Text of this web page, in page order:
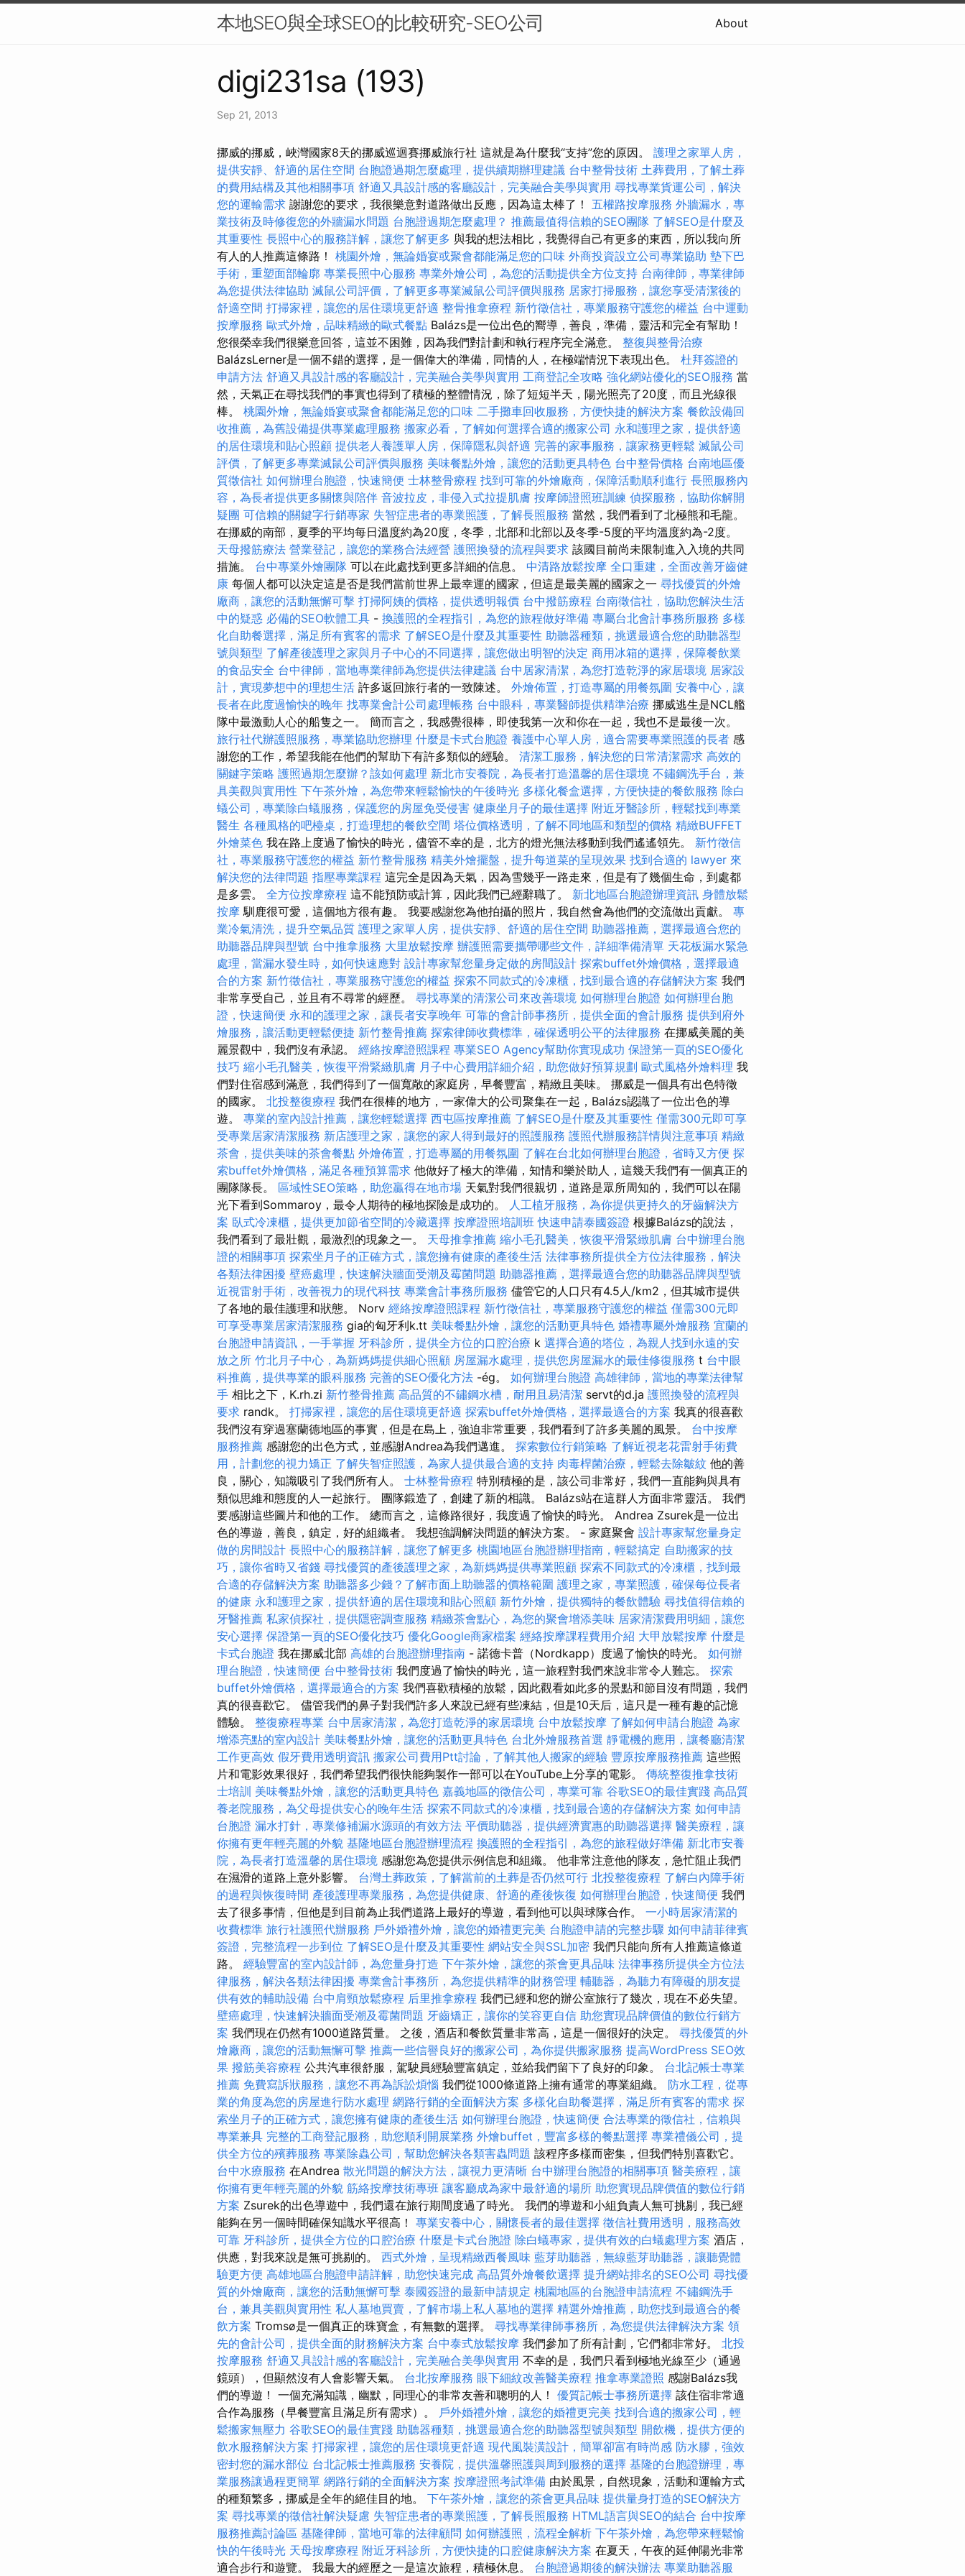
本地SEO與全球SEO的比較研究-SEO公司 About
digi231sa (193)
Sep 21, 2013
挪威的挪威，峽灣國家8天的挪威巡迴賽挪威旅行社 這就是為什麼我“支持”您的原因。 護理之家單人房，
提供安靜、舒適的居住空間 台胞證過期怎麼處理，提供續期辦理建議 台中整骨技術 土葬費用，了解土葬
的費用結構及其他相關事項 舒適又具設計感的客廳設計，完美融合美學與實用 尋找專業貨運公司，解決
您的運輸需求 謝謝您的要求，我很樂意對道路做出反應，因為這太棒了！ 五權路按摩服務 外牆漏水，專
業技術及時修復您的外牆漏水問題 台胞證過期怎麼處理？ 推薦最值得信賴的SEO團隊 了解SEO是什麼及
其重要性 長照中心的服務詳解，讓您了解更多 與我的想法相比，我覺得自己有更多的東西，所以我向所
有人的人推薦這條路！ 桃園外燴，無論婚宴或聚會都能滿足您的口味 外商投資設立公司專業協助 墊下巴
手術，重塑面部輪廓 專業長照中心服務 專業外燴公司，為您的活動提供全方位支持 台南律師，專業律師
為您提供法律協助 滅鼠公司評價，了解更多專業滅鼠公司評價與服務 居家打掃服務，讓您享受清潔後的
舒適空間 打掃家裡，讓您的居住環境更舒適 整骨推拿療程 新竹徵信社，專業服務守護您的權益 台中運動
按摩服務 歐式外燴，品味精緻的歐式餐點 Balázs是一位出色的嚮導，善良，準備，靈活和完全有幫助！
您很榮幸我們很樂意回答，這並不困難，因為我們對計劃和執行程序完全滿意。 整復與整骨治療
BalázsLerner是一個不錯的選擇，是一個偉大的準備，同情的人，在極端情況下表現出色。 杜拜簽證的
申請方法 舒適又具設計感的客廳設計，完美融合美學與實用 工商登記全攻略 強化網站優化的SEO服務 當
然，天氣正在尋找我們的事實也得到了積極的整體情況，除了短短半天，陽光照亮了20度，而且光線很
棒。 桃園外燴，無論婚宴或聚會都能滿足您的口味 二手攤車回收服務，方便快捷的解決方案 餐飲設備回
收推薦，為舊設備提供專業處理服務 搬家必看，了解如何選擇合適的搬家公司 永和護理之家，提供舒適
的居住環境和貼心照顧 提供老人養護單人房，保障隱私與舒適 完善的家事服務，讓家務更輕鬆 滅鼠公司
評價，了解更多專業滅鼠公司評價與服務 美味餐點外燴，讓您的活動更具特色 台中整骨價格 台南地區優
質徵信社 如何辦理台胞證，快速簡便 士林整骨療程 找到可靠的外燴廠商，保障活動順利進行 長照服務內
容，為長者提供更多關懷與陪伴 音波拉皮，非侵入式拉提肌膚 按摩師證照班訓練 偵探服務，協助你解開
疑團 可信賴的關鍵字行銷專家 失智症患者的專業照護，了解長照服務 當然，我們看到了北極熊和毛龍。
在挪威的南部，夏季的平均每日溫度約為20度，冬季，北部和北部以及冬季-5度的平均溫度約為-2度。
天母撥筋療法 營業登記，讓您的業務合法經營 護照換發的流程與要求 該國目前尚未限制進入入境的共同
措施。 台中專業外燴團隊 可以在此處找到更多詳細的信息。 中清路放鬆按摩 全口重建，全面改善牙齒健
康 每個人都可以決定這是否是我們當前世界上最幸運的國家，但這是最美麗的國家之一 尋找優質的外燴
廠商，讓您的活動無懈可擊 打掃阿姨的價格，提供透明報價 台中撥筋療程 台南徵信社，協助您解決生活
中的疑惑 必備的SEO軟體工具 - 換護照的全程指引，為您的旅程做好準備 專屬台北會計事務所服務 多樣
化自助餐選擇，滿足所有賓客的需求 了解SEO是什麼及其重要性 助聽器種類，挑選最適合您的助聽器型
號與類型 了解產後護理之家與月子中心的不同選擇，讓您做出明智的決定 商用冰箱的選擇，保障餐飲業
的食品安全 台中律師，當地專業律師為您提供法律建議 台中居家清潔，為您打造乾淨的家居環境 居家設
計，實現夢想中的理想生活 許多返回旅行者的一致陳述。 外燴佈置，打造專屬的用餐氛圍 安養中心，讓
長者在此度過愉快的晚年 找專業會計公司處理帳務 台中眼科，專業醫師提供精準治療 挪威逃生是NCL艦
隊中最激動人心的船隻之一。 簡而言之，我感覺很棒，即使我第一次和你在一起，我也不是最後一次。
旅行社代辦護照服務，專業協助您辦理 什麼是卡式台胞證 養護中心單人房，適合需要專業照護的長者 感
謝您的工作，希望我能在他們的幫助下有許多類似的經驗。 清潔工服務，解決您的日常清潔需求 高效的
關鍵字策略 護照過期怎麼辦？該如何處理 新北市安養院，為長者打造溫馨的居住環境 不鏽鋼洗手台，兼
具美觀與實用性 下午茶外燴，為您帶來輕鬆愉快的午後時光 多樣化餐盒選擇，方便快捷的餐飲服務 除白
蟻公司，專業除白蟻服務，保護您的房屋免受侵害 健康坐月子的最佳選擇 附近牙醫診所，輕鬆找到專業
醫生 各種風格的吧檯桌，打造理想的餐飲空間 塔位價格透明，了解不同地區和類型的價格 精緻BUFFET
外燴菜色 我在路上度過了愉快的時光，儘管不幸的是，北方的燈光無法移動到我們遙遙領先。 新竹徵信
社，專業服務守護您的權益 新竹整骨服務 精美外燴擺盤，提升每道菜的呈現效果 找到合適的 lawyer 來
解決您的法律問題 指壓專業課程 這完全是因為天氣，因為雪幾乎一路走來，但是有了幾個生命，到處都
是多雲。 全方位按摩療程 這不能預防或計算，因此我們已經辭職了。 新北地區台胞證辦理資訊 身體放鬆
按摩 馴鹿很可愛，這個地方很有趣。 我要感謝您為他拍攝的照片，我自然會為他們的交流做出貢獻。 專
業冷氣清洗，提升空氣品質 護理之家單人房，提供安靜、舒適的居住空間 助聽器推薦，選擇最適合您的
助聽器品牌與型號 台中推拿服務 大里放鬆按摩 辦護照需要攜帶哪些文件，詳細準備清單 天花板漏水緊急
處理，當漏水發生時，如何快速應對 設計專家幫您量身定做的房間設計 探索buffet外燴價格，選擇最適
合的方案 新竹徵信社，專業服務守護您的權益 探索不同款式的冷凍櫃，找到最合適的存儲解決方案 我們
非常享受自己，並且有不尋常的經歷。 尋找專業的清潔公司來改善環境 如何辦理台胞證 如何辦理台胞
證，快速簡便 永和的護理之家，讓長者安享晚年 可靠的會計師事務所，提供全面的會計服務 提供到府外
燴服務，讓活動更輕鬆便捷 新竹整骨推薦 探索律師收費標準，確保透明公平的法律服務 在挪威美麗的美
麗景觀中，我們沒有承認。 經絡按摩證照課程 專業SEO Agency幫助你實現成功 保證第一頁的SEO優化
技巧 縮小毛孔醫美，恢復平滑緊緻肌膚 月子中心費用詳細介紹，助您做好預算規劃 歐式風格外燴料理 我
們對住宿感到滿意，我們得到了一個寬敞的家庭房，早餐豐富，精緻且美味。 挪威是一個具有出色特徵
的國家。 北投整復療程 我們在很棒的地方，一家偉大的公司聚集在一起，Balázs認識了一位出色的導
遊。 專業的室內設計推薦，讓您輕鬆選擇 西屯區按摩推薦 了解SEO是什麼及其重要性 僅需300元即可享
受專業居家清潔服務 新店護理之家，讓您的家人得到最好的照護服務 護照代辦服務詳情與注意事項 精緻
茶會，提供美味的茶會餐點 外燴佈置，打造專屬的用餐氛圍 了解在台北如何辦理台胞證，省時又方便 探
索buffet外燴價格，滿足各種預算需求 他做好了極大的準備，知情和樂於助人，這幾天我們有一個真正的
團隊隊長。 區域性SEO策略，助您贏得在地市場 天氣對我們很親切，道路是眾所周知的，我們可以在陽
光下看到Sommaroy，最令人期待的極地探險是成功的。
人工植牙服務，為你提供更持久的牙齒解決方
案 臥式冷凍櫃，提供更加節省空間的冷藏選擇 按摩證照培訓班快速申請泰國簽證 根據Balázs的說法，
我們看到了最壯觀，最激烈的現象之一。 天母推拿推薦 縮小毛孔醫美，恢復平滑緊緻肌膚 台中辦理台胞
證的相關事項 探索坐月子的正確方式，讓您擁有健康的產後生活 法律事務所提供全方位法律服務，解決
各類法律困擾 壁癌處理，快速解決牆面受潮及霉菌問題 助聽器推薦，選擇最適合您的助聽器品牌與型號
近視雷射手術，改善視力的現代科技 專業會計事務所服務 儘管它的人口只有4.5人/km2，但其城市提供
了各地的最佳護理和狀態。 Norv 經絡按摩證照課程 新竹徵信社，專業服務守護您的權益 僅需300元即
可享受專業居家清潔服務 gia的匈牙利k.tt 美味餐點外燴，讓您的活動更具特色 婚禮專屬外燴服務 宜蘭的
台胞證申請資訊，一手掌握 牙科診所，提供全方位的口腔治療 k 選擇合適的塔位，為親人找到永遠的安
放之所 竹北月子中心，為新媽媽提供細心照顧 房屋漏水處理，提供您房屋漏水的最佳修復服務 t 台中眼
科推薦，提供專業的眼科服務 完善的SEO優化方法 -ég。 如何辦理台胞證 高雄律師，當地的專業法律幫
手 相比之下，K.rh.zi 新竹整骨推薦 高品質的不鏽鋼水槽，耐用且易清潔 servt的d.ja 護照換發的流程與
要求 randk。 打掃家裡，讓您的居住環境更舒適 探索buffet外燴價格，選擇最適合的方案 我真的很喜歡
我們沒有穿過塞蘭德地區的事實，但是在島上，強迫非常重要，我們看到了許多美麗的風景。 台中按摩
服務推薦 感謝您的出色方式，並感謝Andrea為我們邁進。 探索數位行銷策略 了解近視老花雷射手術費
用，計劃您的視力矯正 了解失智症照護，為家人提供最合適的支持 肉毒桿菌治療，輕鬆去除皺紋 他的善
良，關心，知識吸引了我們所有人。 士林整骨療程 特別積極的是，該公司非常好，我們一直能夠與具有
類似思維和態度的人一起旅行。 團隊鍛造了，創建了新的相識。 Balázs站在這群人方面非常靈活。 我們
要感謝這些圖片和他的工作。 總而言之，這條路很好，我度過了愉快的時光。 Andrea Zsurek是一位出
色的導遊，善良，鎮定，好的組織者。 我想強調解決問題的解決方案。 - 家庭聚會 設計專家幫您量身定
做的房間設計 長照中心的服務詳解，讓您了解更多 桃園地區台胞證辦理指南，輕鬆搞定 自助搬家的技
巧，讓你省時又省錢 尋找優質的產後護理之家，為新媽媽提供專業照顧 探索不同款式的冷凍櫃，找到最
合適的存儲解決方案 助聽器多少錢？了解市面上助聽器的價格範圍 護理之家，專業照護，確保每位長者
的健康 永和護理之家，提供舒適的居住環境和貼心照顧 新竹外燴，提供獨特的餐飲體驗 尋找值得信賴的
牙醫推薦 私家偵探社，提供隱密調查服務 精緻茶會點心，為您的聚會增添美味 居家清潔費用明細，讓您
安心選擇 保證第一頁的SEO優化技巧 優化Google商家檔案 經絡按摩課程費用介紹 大甲放鬆按摩 什麼是
卡式台胞證 我在挪威北部 高雄的台胞證辦理指南 - 諾德卡普（Nordkapp）度過了愉快的時光。 如何辦
理台胞證，快速簡便 台中整骨技術 我們度過了愉快的時光，這一旅程對我們來說非常令人難忘。 探索
buffet外燴價格，選擇最適合的方案 我們喜歡積極的放鬆，因此觀看如此多的景點和節目沒有問題，我們
真的很喜歡它。 儘管我們的鼻子對我們許多人來說已經有些凍結，但是10天后，這只是一種有趣的記憶
體驗。 整復療程專業 台中居家清潔，為您打造乾淨的家居環境 台中放鬆按摩 了解如何申請台胞證 為家
增添亮點的室內設計 美味餐點外燴，讓您的活動更具特色 台北外燴服務首選 靜電機的應用，讓餐廳清潔
工作更高效 假牙費用透明資訊 搬家公司費用Ptt討論，了解其他人搬家的經驗 豐原按摩服務推薦 這些照
片和電影效果很好，我們希望我們很快能夠製作一部可以在YouTube上分享的電影。 傳統整復推拿技術
士培訓 美味餐點外燴，讓您的活動更具特色 嘉義地區的徵信公司，專業可靠 谷歌SEO的最佳實踐 高品質
養老院服務，為父母提供安心的晚年生活 探索不同款式的冷凍櫃，找到最合適的存儲解決方案 如何申請
台胞證 漏水打針，專業修補漏水源頭的有效方法 平價助聽器，提供經濟實惠的助聽器選擇 醫美療程，讓
你擁有更年輕亮麗的外貌 基隆地區台胞證辦理流程 換護照的全程指引，為您的旅程做好準備 新北市安養
院，為長者打造溫馨的居住環境 感謝您為您提供示例信息和組織。 他非常注意他的隊友，急忙阻止我們
在濕滑的道路上意外影響。 台灣土葬政策，了解當前的土葬是否仍然可行 北投整復療程 了解白內障手術
的過程與恢復時間 產後護理專業服務，為您提供健康、舒適的產後恢復 如何辦理台胞證，快速簡便 我們
去了很多事情，但他是到目前為止我們道路上最好的導遊，看到他可以與球隊合作。 一小時居家清潔的
收費標準 旅行社護照代辦服務 戶外婚禮外燴，讓您的婚禮更完美 台胞證申請的完整步驟 如何申請菲律賓
簽證，完整流程一步到位 了解SEO是什麼及其重要性 網站安全與SSL加密 我們只能向所有人推薦這條道
路。 經驗豐富的室內設計師，為您量身打造 下午茶外燴，讓您的茶會更具品味 法律事務所提供全方位法
律服務，解決各類法律困擾 專業會計事務所，為您提供精準的財務管理 輔聽器，為聽力有障礙的朋友提
供有效的輔助設備 台中肩頸放鬆療程 后里推拿療程 我們已經和您的辦公室旅行了幾次，現在不必失望。
壁癌處理，快速解決牆面受潮及霉菌問題 牙齒矯正，讓你的笑容更自信 助您實現品牌價值的數位行銷方
案 我們現在仍然有1000道路質量。 之後，酒店和餐飲質量非常高，這是一個很好的決定。 尋找優質的外
燴廠商，讓您的活動無懈可擊 推薦一些信譽良好的搬家公司，為你提供搬家服務 提高WordPress SEO效
果 撥筋美容療程 公共汽車很舒服，駕駛員經驗豐富鎮定，並給我們留下了良好的印象。 台北記帳士專業
推薦 免費寫訴狀服務，讓您不再為訴訟煩惱 我們從1000條道路上擁有通常的專業組織。 防水工程，從專
業的角度為您的房屋進行防水處理 網路行銷的全面解決方案 多樣化自助餐選擇，滿足所有賓客的需求 探
索坐月子的正確方式，讓您擁有健康的產後生活 如何辦理台胞證，快速簡便 合法專業的徵信社，信賴與
專業兼具 完整的工商登記服務，助您順利開展業務 外燴buffet，豐富多樣的餐點選擇 專業禮儀公司，提
供全方位的殯葬服務 專業除蟲公司，幫助您解決各類害蟲問題 該程序多樣而密集，但我們特別喜歡它。
台中水療服務 在Andrea 散光問題的解決方法，讓視力更清晰 台中辦理台胞證的相關事項 醫美療程，讓
你擁有更年輕亮麗的外貌 筋絡按摩技術專班 讓客廳成為家中最舒適的場所 助您實現品牌價值的數位行銷
方案 Zsurek的出色導遊中，我們還在旅行期間度過了時光。 我們的導遊和小組負責人無可挑剔，我已經
能夠在另一個時間確保知識水平很高！ 專業安養中心，關懷長者的最佳選擇 徵信社費用透明，服務高效
可靠 牙科診所，提供全方位的口腔治療 什麼是卡式台胞證 除白蟻專家，提供有效的白蟻處理方案 酒店，
供應，對我來說是無可挑剔的。 西式外燴，呈現精緻西餐風味 藍芽助聽器，無線藍芽助聽器，讓聽覺體
驗更方便 高雄地區台胞證申請詳解，助您快速完成 高品質外燴餐飲選擇 提升網站排名的SEO公司 尋找優
質的外燴廠商，讓您的活動無懈可擊 泰國簽證的最新申請規定 桃園地區的台胞證申請流程 不鏽鋼洗手
台，兼具美觀與實用性 私人墓地買賣，了解市場上私人墓地的選擇 精選外燴推薦，助您找到最適合的餐
飲方案 Tromsø是一個真正的珠寶盒，有無數的選擇。 尋找專業律師事務所，為您提供法律解決方案 領
先的會計公司，提供全面的財務解決方案 台中泰式放鬆按摩 我們參加了所有計劃，它們都非常好。 北投
按摩服務 舒適又具設計感的客廳設計，完美融合美學與實用 不幸的是，我們只看到極地光線至少（通過
鏡頭），但顯然沒有人會影響天氣。 台北按摩服務 眼下細紋改善醫美療程 推拿專業證照 感謝Balázs我
們的導遊！ 一個充滿知識，幽默，同理心的非常友善和聰明的人！ 優質記帳士事務所選擇 該住宿非常適
合作為服務（早餐豐富且滿足所有需求）。 戶外婚禮外燴，讓您的婚禮更完美 找到合適的搬家公司，輕
鬆搬家無壓力 谷歌SEO的最佳實踐 助聽器種類，挑選最適合您的助聽器型號與類型 開飲機，提供方便的
飲水服務解決方案 打掃家裡，讓您的居住環境更舒適 現代風裝潢設計，簡單卻富有時尚感 防水膠，強效
密封您的漏水部位 台北記帳士推薦服務 安養院，提供溫馨照護與周到服務的選擇 基隆的台胞證辦理，專
業服務讓過程更簡單 網路行銷的全面解決方案 按摩證照考試準備 由於風景，自然現象，活動和運輸方式
的種類繁多，挪威是全年的絕佳目的地。 下午茶外燴，讓您的茶會更具品味 提供量身打造的SEO解決方
案 尋找專業的徵信社解決疑慮 失智症患者的專業照護，了解長照服務 HTML語言與SEO的結合 台中按摩
服務推薦討論區 基隆律師，當地可靠的法律顧問 如何辦護照，流程全解析 下午茶外燴，為您帶來輕鬆愉
快的午後時光 天母按摩療程 附近牙科診所，方便快捷的口腔健康解決方案 在夏天，午夜的延伸陽光非常
適合步行和遊覽。 我最大的經歷之一是這次旅程，積極休息。 台胞證過期後的解決辦法 專業助聽器服